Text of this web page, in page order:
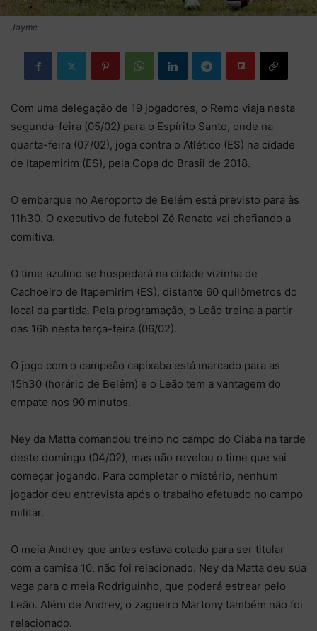
Jayme
Com uma delegação de 19 jogadores, o Remo viaja nesta
segunda-feira (05/02) para o Espírito Santo, onde na
quarta-feira (07/02), joga contra o Atlético (ES) na cidade
de Itapemirim (ES), pela Copa do Brasil de 2018.
O embarque no Aeroporto de Belém está previsto para às
11h30. O executivo de futebol Zé Renato vai chefiando a
comitiva.
O time azulino se hospedará na cidade vizinha de
Cachoeiro de Itapemirim (ES), distante 60 quilômetros do
local da partida. Pela programação, o Leão treina a partir
das 16h nesta terça-feira (06/02).
O jogo com o campeão capixaba está marcado para as
15h30 (horário de Belém) e o Leão tem a vantagem do
empate nos 90 minutos.
Ney da Matta comandou treino no campo do Ciaba na tarde
deste domingo (04/02), mas não revelou o time que vai
começar jogando. Para completar o mistério, nenhum
jogador deu entrevista após o trabalho efetuado no campo
militar.
O meia Andrey que antes estava cotado para ser titular
com a camisa 10, não foi relacionado. Ney da Matta deu sua
vaga para o meia Rodriguinho, que poderá estrear pelo
Leão. Além de Andrey, o zagueiro Martony também não foi
relacionado.